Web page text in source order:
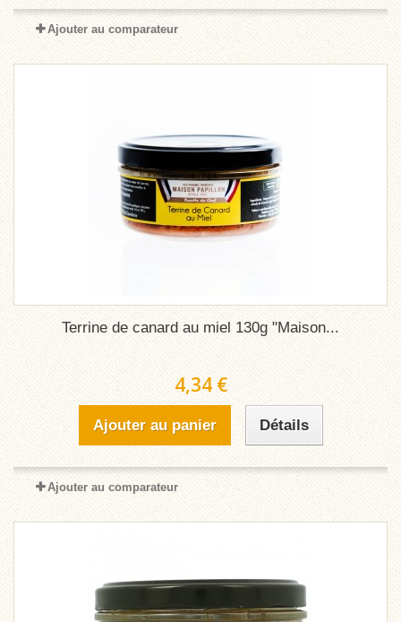
Ajouter au comparateur
Terrine de canard au miel 130g "Maison...
4,34 €
Ajouter au panier Détails
Ajouter au comparateur